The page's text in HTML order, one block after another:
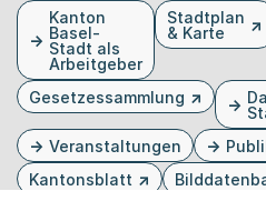
FusszeileKanton
Basel-
Stadt als
Arbeitgeber
Stadtplan
& Karte
Gesetzessammlung
Veranstaltungen
Kantonsblatt